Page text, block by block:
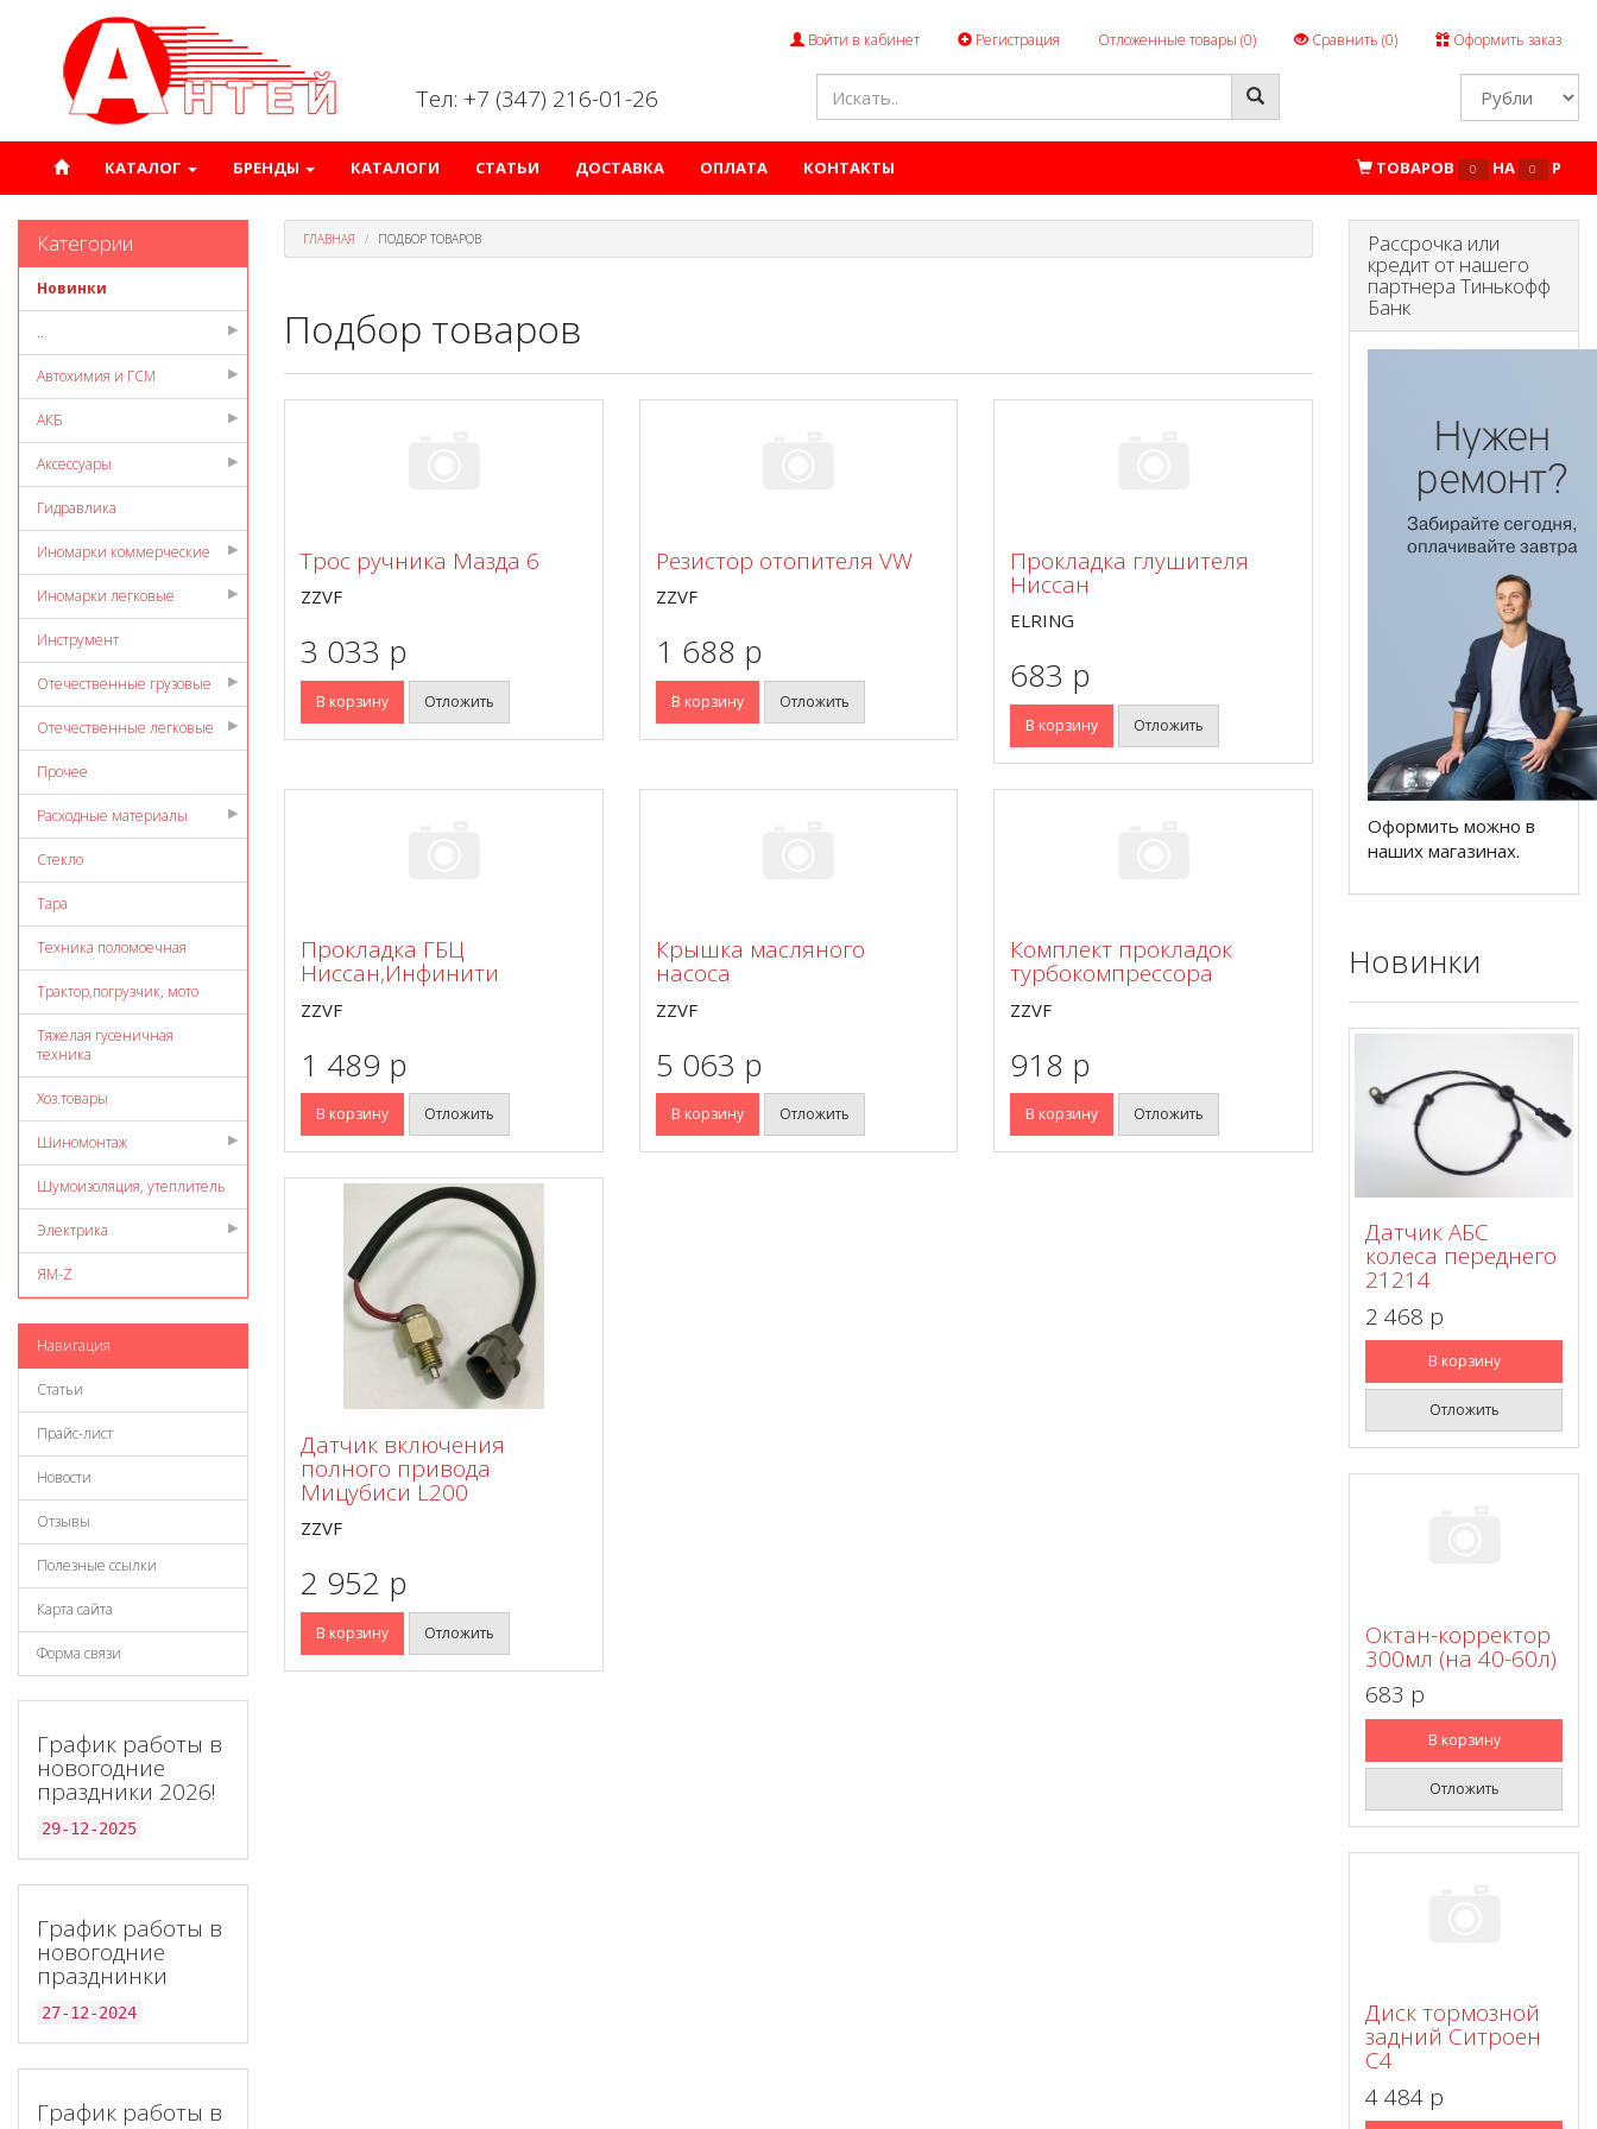
Войти в кабинет Регистрация Отложенные товары (0) Сравнить (0) Оформить заказ
Тел: +7 (347) 216-01-26
КАТАЛОГ БРЕНДЫ КАТАЛОГИ СТАТЬИ ДОСТАВКА ОПЛАТА КОНТАКТЫ ТОВАРОВ 0 НА 0 P
Категории
Новинки
..
Автохимия и ГСМ
АКБ
Аксессуары
Гидравлика
Иномарки коммерческие
Иномарки легковые
Инструмент
Отечественные грузовые
Отечественные легковые
Прочее
Расходные материалы
Стекло
Тара
Техника поломоечная
Трактор,погрузчик, мото
Тяжелая гусеничная
техника
Хоз.товары
Шиномонтаж
Шумоизоляция, утеплитель
Электрика
ЯМ-Z
Навигация
Статьи
Прайс-лист
Новости
Отзывы
Полезные ссылки
Карта сайта
Форма связи
График работы в
новогодние
праздники 2026!
29-12-2025
График работы в
новогодние
празднинки
27-12-2024
График работы в
ГЛАВНАЯ ПОДБОР ТОВАРОВ
Подбор товаров
Трос ручника Мазда 6
ZZVF
3 033 p
В корзину Отложить
Резистор отопителя VW
ZZVF
1 688 p
В корзину Отложить
Прокладка глушителя
Ниссан
ELRING
683 p
В корзину Отложить
Прокладка ГБЦ
Ниссан,Инфинити
ZZVF
1 489 p
В корзину Отложить
Крышка масляного
насоса
ZZVF
5 063 p
В корзину Отложить
Комплект прокладок
турбокомпрессора
ZZVF
918 p
В корзину Отложить
Датчик включения
полного привода
Мицубиси L200
ZZVF
2 952 p
В корзину Отложить
Рассрочка или
кредит от нашего
партнера Тинькофф
Банк
Оформить можно в
наших магазинах.
Новинки
Датчик АБС
колеса переднего
21214
2 468 p
В корзину
Отложить
Октан-корректор
300мл (на 40-60л)
683 p
В корзину
Отложить
Диск тормозной
задний Ситроен
С4
4 484 p